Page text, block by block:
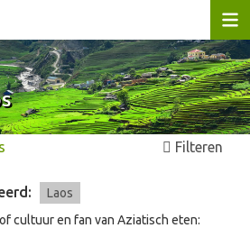
Filteren
Laos
cultuur en fan van Aziatisch eten: